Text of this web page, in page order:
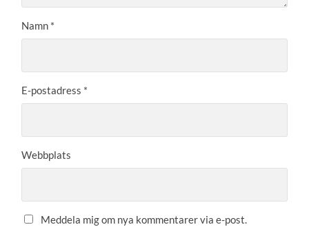
Namn *
E-postadress *
Webbplats
Meddela mig om nya kommentarer via e-post.